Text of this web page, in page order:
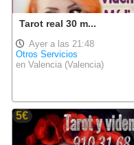
Tarot real 30 m...
Ayer a las 21:48
Otros Servicios
en Valencia (Valencia)
5€